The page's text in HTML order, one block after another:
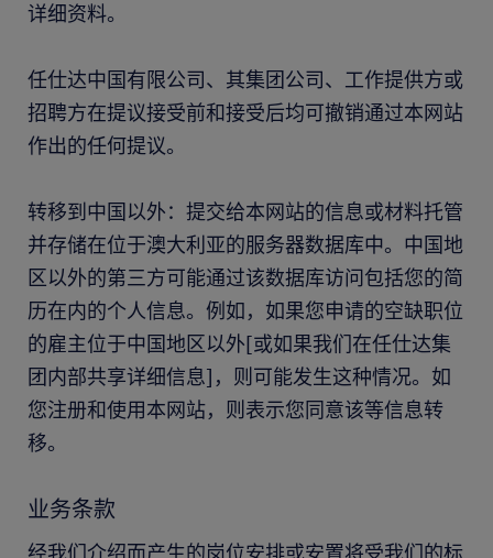
详细资料。
任仕达中国有限公司、其集团公司、工作提供方或
招聘方在提议接受前和接受后均可撤销通过本网站
作出的任何提议。
转移到中国以外：提交给本网站的信息或材料托管
并存储在位于澳大利亚的服务器数据库中。中国地
区以外的第三方可能通过该数据库访问包括您的简
历在内的个人信息。例如，如果您申请的空缺职位
的雇主位于中国地区以外[或如果我们在任仕达集
团内部共享详细信息]，则可能发生这种情况。如
您注册和使用本网站，则表示您同意该等信息转
移。
业务条款
经我们介绍而产生的岗位安排或安置将受我们的标